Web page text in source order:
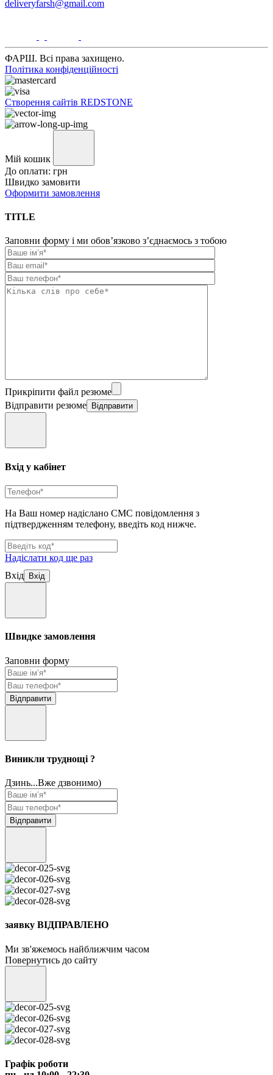
deliveryfarsh@gmail.com
ФАРШ. Всі права захищено.
Політика конфіденційності
Створення сайтів REDSTONE
Мій кошик
До оплати: грн
Швидко замовити
Оформити замовлення
TITLE
Заповни форму і ми обов’язково з’єднаємось з тобою
Прикріпити файл резюме
Відправити резюме
Вхід у кабінет
На Ваш номер надіслано СМС повідомлення з
підтвердженням телефону, введіть код нижче.
Надіслати код ще раз
Вхід
Швидке замовлення
Заповни форму
Виникли труднощі ?
Дзинь...Вже дзвонимо)
заявку ВІДПРАВЛЕНО
Ми зв'яжемось найближчим часом
Повернутись до сайту
Графік роботи